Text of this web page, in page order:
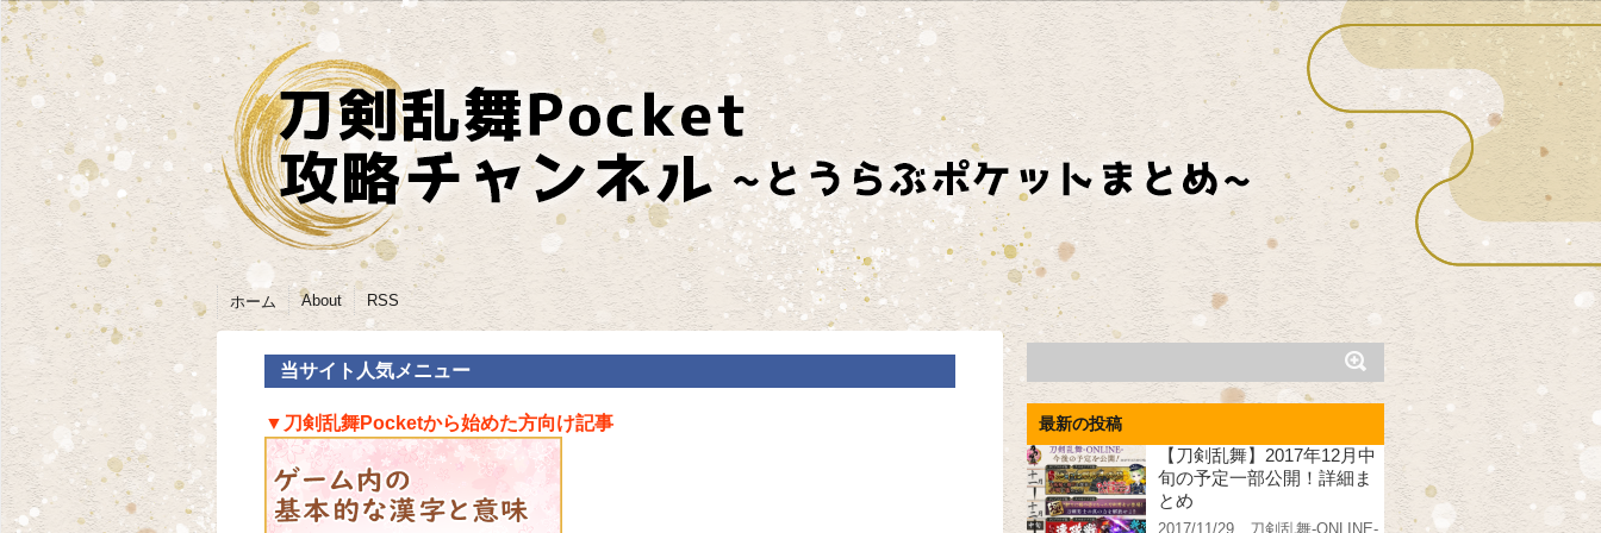
ホーム About RSS
当サイト人気メニュー
▼刀剣乱舞Pocketから始めた方向け記事 最新の投稿
【刀剣乱舞】2017年12月中
旬の予定一部公開！詳細ま
とめ
2017/11/29、刀剣乱舞-ONLINE-